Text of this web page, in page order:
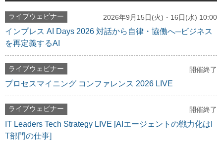
ライブウェビナー 2026年9月15日(火)・16日(水) 10:00
インプレス AI Days 2026 対話から自律・協働へ─ビジネス
を再定義するAI
ライブウェビナー 開催終了
プロセスマイニング コンファレンス 2026 LIVE
ライブウェビナー 開催終了
IT Leaders Tech Strategy LIVE [AIエージェントの戦力化はI
T部門の仕事]